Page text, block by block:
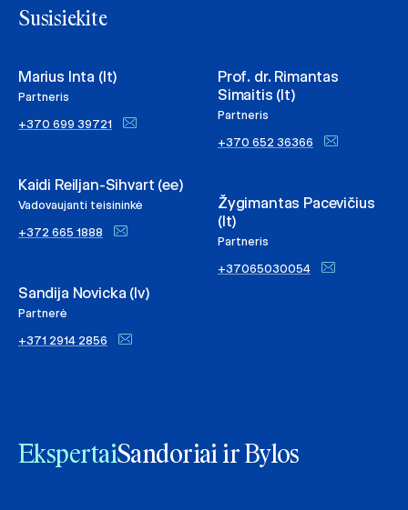
Susisiekite
Marius Inta (lt)
Partneris
+370 699 39721
Kaidi Reiljan-Sihvart (ee)
Vadovaujanti teisininkė
+372 665 1888
Sandija Novicka (lv)
Partnerė
+371 2914 2856
Prof. dr. Rimantas
Simaitis (lt)
Partneris
+370 652 36366
Žygimantas Pacevičius
(lt)
Partneris
+37065030054
EkspertaiSandoriai ir Bylos